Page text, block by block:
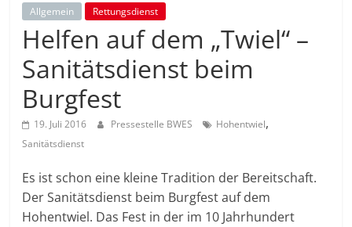
Der
DRK
Fachrettungsdienst
für
unwegsames
Gelände.
Allgemein Rettungsdienst
Helfen auf dem „Twiel“ –
Sanitätsdienst beim
Burgfest
19. Juli 2016 Pressestelle BWES Hohentwiel,
Sanitätsdienst
Es ist schon eine kleine Tradition der Bereitschaft.
Der Sanitätsdienst beim Burgfest auf dem
Hohentwiel. Das Fest in der im 10 Jahrhundert